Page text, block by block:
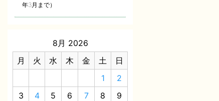
年3月まで）
8月 2026
月
火 水 木 金 土
日
1
2
3
4 5 6 7 8
9